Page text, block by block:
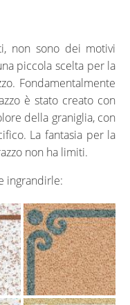
non sono dei motivi
piccola scelta per la
Fondamentalmente
è stato creato con
della graniglia, con
La fantasia per la
non ha limiti.
ingrandirle: